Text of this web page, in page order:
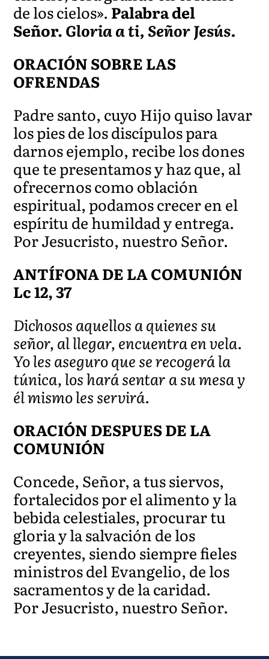
de los cielos». Palabra del
Señor.Gloria a ti, Señor Jesús.
ORACIÓN SOBRE LAS
OFRENDAS
Padre santo, cuyo Hijo quiso lavar
los pies de los discípulos para
darnos ejemplo, recibe los dones
que te presentamos y haz que, al
ofrecernos como oblación
espiritual, podamos crecer en el
espíritu de humildad y entrega.
Por Jesucristo, nuestro Señor.
ANTÍFONA DE LA COMUNIÓN
Lc 12, 37
Dichosos aquellos a quienes su
señor, al llegar, encuentra en vela.
Yo les aseguro que se recogerá la
túnica, los hará sentar a su mesa y
él mismo les servirá.
ORACIÓN DESPUES DE LA
COMUNIÓN
Concede, Señor, a tus siervos,
fortalecidos por el alimento y la
bebida celestiales, procurar tu
gloria y la salvación de los
creyentes, siendo siempre fieles
ministros del Evangelio, de los
sacramentos y de la caridad.
Por Jesucristo, nuestro Señor.